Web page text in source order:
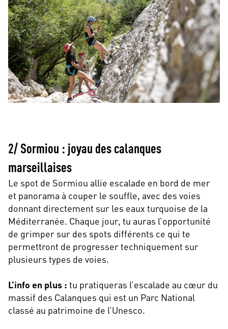
2/ Sormiou : joyau des calanques
marseillaises
Le spot de Sormiou allie escalade en bord de mer
et panorama à couper le souffle, avec des voies
donnant directement sur les eaux turquoise de la
Méditerranée. Chaque jour, tu auras l’opportunité
de grimper sur des spots différents ce qui te
permettront de progresser techniquement sur
plusieurs types de voies.
L’info en plus : tu pratiqueras l’escalade au cœur du
massif des Calanques qui est un Parc National
classé au patrimoine de l’Unesco.